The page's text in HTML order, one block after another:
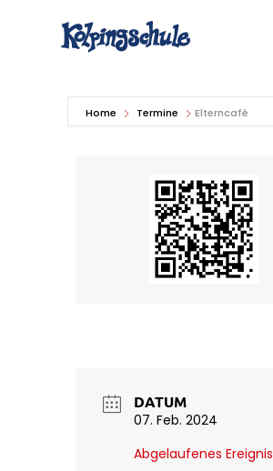
Home Termine Elterncafé
DATUM
07. Feb. 2024
Abgelaufenes Ereignis